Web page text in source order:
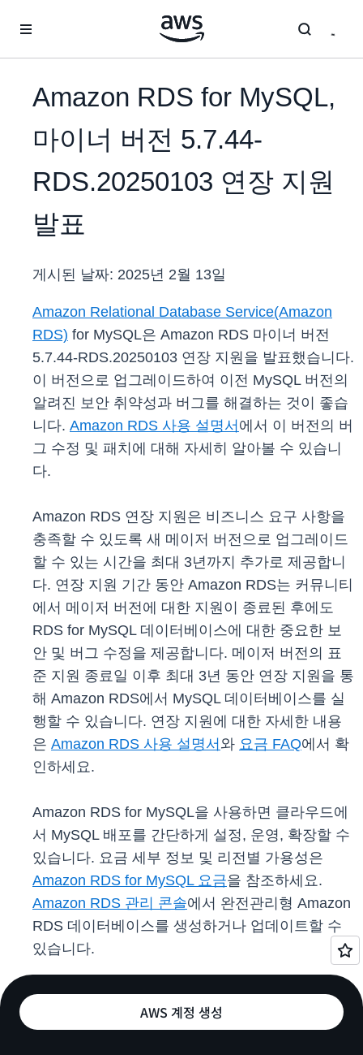
Amazon RDS for MySQL,
마이너 버전 5.7.44-
RDS.20250103 연장 지원
발표
게시된 날짜: 2025년 2월 13일
Amazon Relational Database Service(Amazon
RDS) for MySQL은 Amazon RDS 마이너 버전
5.7.44-RDS.20250103 연장 지원을 발표했습니다.
이 버전으로 업그레이드하여 이전 MySQL 버전의
알려진 보안 취약성과 버그를 해결하는 것이 좋습
니다. Amazon RDS 사용 설명서 에서 이 버전의 버
그 수정 및 패치에 대해 자세히 알아볼 수 있습니
다.
Amazon RDS 연장 지원은 비즈니스 요구 사항을
충족할 수 있도록 새 메이저 버전으로 업그레이드
할 수 있는 시간을 최대 3년까지 추가로 제공합니
다. 연장 지원 기간 동안 Amazon RDS는 커뮤니티
에서 메이저 버전에 대한 지원이 종료된 후에도
RDS for MySQL 데이터베이스에 대한 중요한 보
안 및 버그 수정을 제공합니다. 메이저 버전의 표
준 지원 종료일 이후 최대 3년 동안 연장 지원을 통
해 Amazon RDS에서 MySQL 데이터베이스를 실
행할 수 있습니다. 연장 지원에 대한 자세한 내용
은 Amazon RDS 사용 설명서 와 요금 FAQ에서 확
인하세요.
Amazon RDS for MySQL을 사용하면 클라우드에
서 MySQL 배포를 간단하게 설정, 운영, 확장할 수
있습니다. 요금 세부 정보 및 리전별 가용성은
Amazon RDS for MySQL 요금을 참조하세요.
Amazon RDS 관리 콘솔에서 완전관리형 Amazon
RDS 데이터베이스를 생성하거나 업데이트할 수
있습니다.
AWS 계정 생성